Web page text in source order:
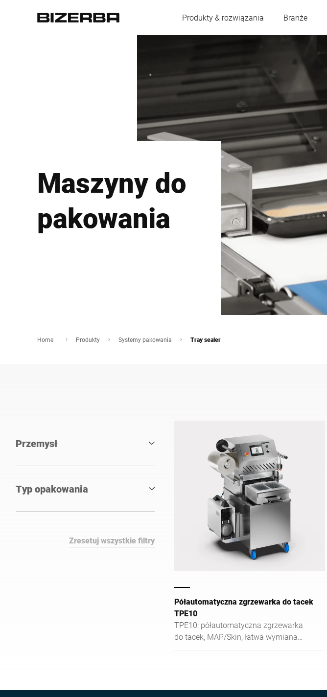
Produkty & rozwiązania Branże
Austria
Francja
Węgry
Polska
Serbia
Szwajcaria
Zjednoczone Królestwo
Australia
Afryka
Maszyny do
pakowania
Home Produkty Systemy pakowania Tray sealer
Przemysł
Typ opakowania
Zresetuj wszystkie filtry
Półautomatyczna zgrzewarka do tacek
TPE10
TPE10: półautomatyczna zgrzewarka
do tacek, MAP/Skin, łatwa wymiana